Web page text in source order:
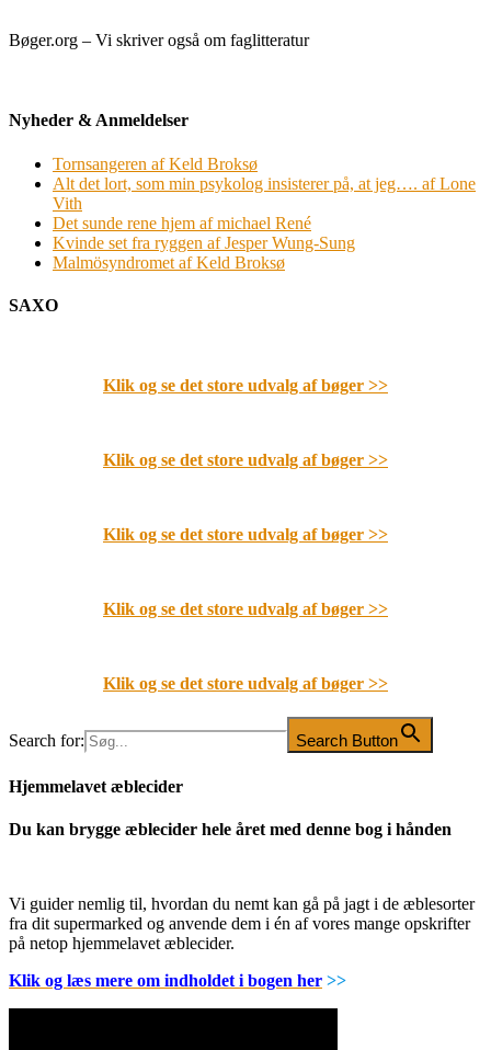
Bøger.org – Vi skriver også om faglitteratur
Nyheder & Anmeldelser
Tornsangeren af Keld Broksø
Alt det lort, som min psykolog insisterer på, at jeg…. af Lone
Vith
Det sunde rene hjem af michael René
Kvinde set fra ryggen af Jesper Wung-Sung
Malmösyndromet af Keld Broksø
SAXO
Klik og se det store udvalg af bøger >>
Klik og se det store udvalg af bøger >>
Klik og se det store udvalg af bøger >>
Klik og se det store udvalg af bøger >>
Klik og se det store udvalg af bøger >>
Search for: Search Button
Hjemmelavet æblecider
Du kan brygge æblecider hele året med denne bog i hånden
Vi guider nemlig til, hvordan du nemt kan gå på jagt i de æblesorter
fra dit supermarked og anvende dem i én af vores mange opskrifter
på netop hjemmelavet æblecider.
Klik og læs mere om indholdet i bogen her >>